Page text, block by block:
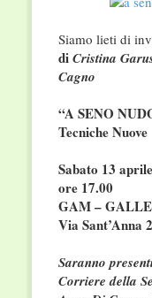
Siamo lieti di
diCristina
Cagno
“A SENO
Tecniche Nuove
Sabato 13
ore 17.00
GAM –
Via Sant’Anna
Saranno
Corriere della